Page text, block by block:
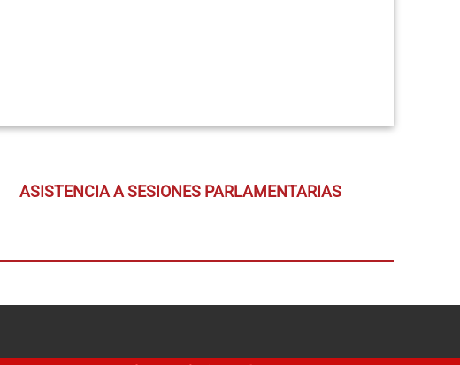
ASISTENCIA A SESIONES PARLAMENTARIAS